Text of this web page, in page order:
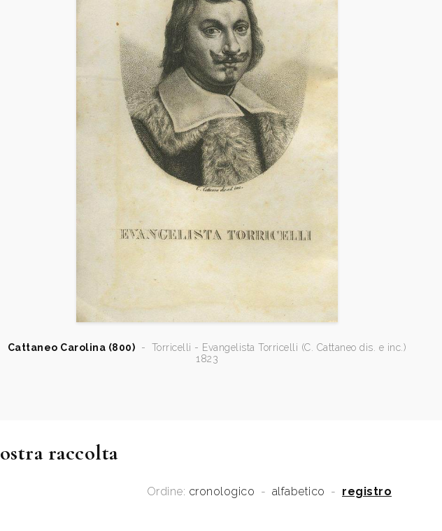
Cattaneo Carolina (800) -
Torricelli - Evangelista Torricelli (C. Cattaneo dis. e inc.)
1823
raccolta
Ordine: cronologico - alfabetico - registro